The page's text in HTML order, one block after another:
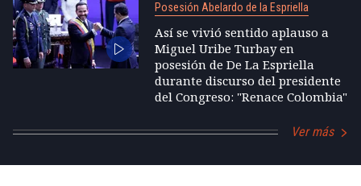
Posesión Abelardo de la Espriella
Así se vivió sentido aplauso a
Miguel Uribe Turbay en
posesión de De La Espriella
durante discurso del presidente
del Congreso: "Renace Colombia"
Ver más